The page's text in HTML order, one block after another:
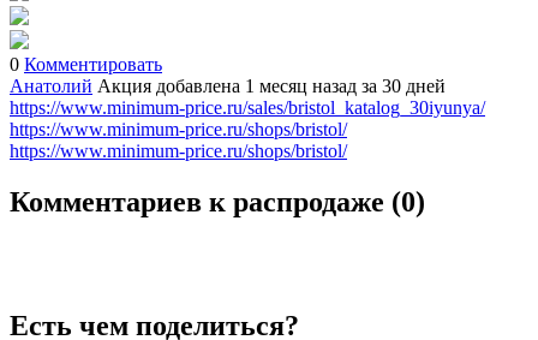
0 Комментировать
Анатолий Акция добавлена 1 месяц назад за 30 дней
https://www.minimum-price.ru/sales/bristol_katalog_30iyunya/
https://www.minimum-price.ru/shops/bristol/
https://www.minimum-price.ru/shops/bristol/
Комментариев к распродаже (0)
Есть чем поделиться?